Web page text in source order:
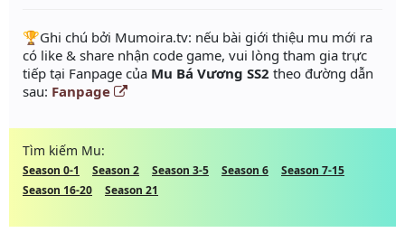
️🏆Ghi chú bởi Mumoira.tv: nếu bài giới thiệu mu mới ra
có like & share nhận code game, vui lòng tham gia trực
tiếp tại Fanpage của Mu Bá Vương SS2 theo đường dẫn
sau: Fanpage
Tìm kiếm Mu:
Season 0-1 Season 2 Season 3-5 Season 6
Season 7-15
Season 16-20
Season 21